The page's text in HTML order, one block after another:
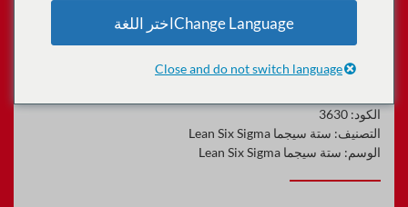
Lean IT: تحقيق التدريب على
الاعتماد التأسيسي
الكود: 3630
التصنيف: ستة سيجما Lean Six Sigma
الوسم: ستة سيجما Lean Six Sigma
Change Languageاختر اللغة
Close and do not switch language